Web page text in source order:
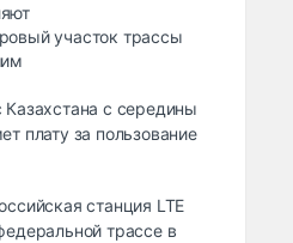
участок трассы
Казахстана с середины
плату за пользование
станция LTE
трассе в